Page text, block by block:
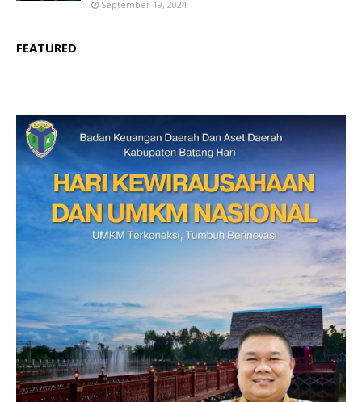
September 19, 2024
FEATURED